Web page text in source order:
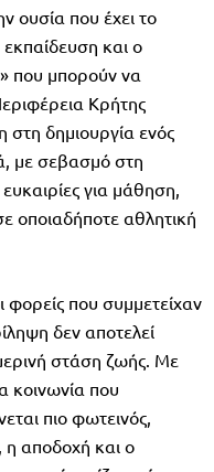
ουσία που έχει το
και ο
που μπορούν να
Κρήτης
δημιουργία ενός
με σεβασμό στη
για μάθηση,
οποιαδήποτε αθλητική
φορείς που συμμετείχαν
δεν αποτελεί
στάση ζωής. Με
κοινωνία που
πιο φωτεινός,
η αποδοχή και ο